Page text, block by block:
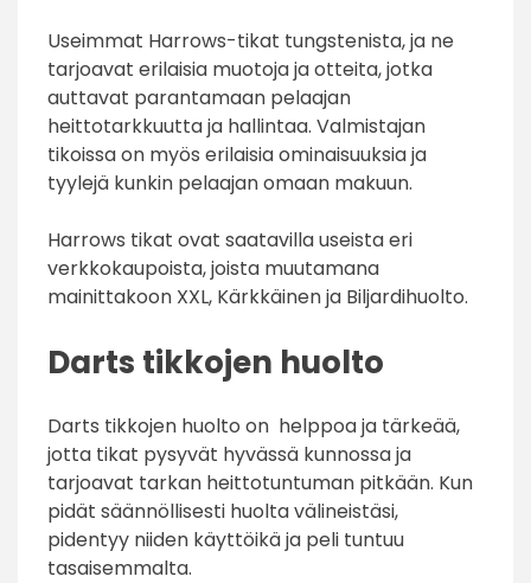
Useimmat Harrows-tikat tungstenista, ja ne
tarjoavat erilaisia muotoja ja otteita, jotka
auttavat parantamaan pelaajan
heittotarkkuutta ja hallintaa. Valmistajan
tikoissa on myös erilaisia ominaisuuksia ja
tyylejä kunkin pelaajan omaan makuun.
Harrows tikat ovat saatavilla useista eri
verkkokaupoista, joista muutamana
mainittakoon XXL, Kärkkäinen ja Biljardihuolto.
Darts tikkojen huolto
Darts tikkojen huolto on helppoa ja tärkeää,
jotta tikat pysyvät hyvässä kunnossa ja
tarjoavat tarkan heittotuntuman pitkään. Kun
pidät säännöllisesti huolta välineistäsi,
pidentyy niiden käyttöikä ja peli tuntuu
tasaisemmalta.